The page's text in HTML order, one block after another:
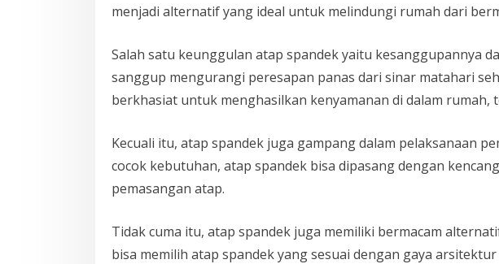
menjadi alternatif yang ideal untuk melindungi rumah dari
Salah satu keunggulan atap spandek yaitu kesanggupannya
sanggup mengurangi peresapan panas dari sinar matahari
berkhasiat untuk menghasilkan kenyamanan di dalam rumah,
Kecuali itu, atap spandek juga gampang dalam pelaksanaan
cocok kebutuhan, atap spandek bisa dipasang dengan
pemasangan atap.
Tidak cuma itu, atap spandek juga memiliki bermacam
bisa memilih atap spandek yang sesuai dengan gaya